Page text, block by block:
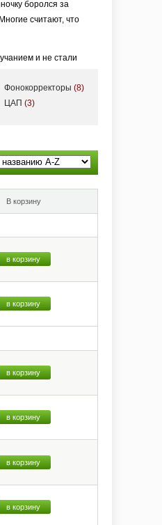
боролся за
считают, что
и не стали
Фонокорректоры (8)
ЦАП (3)
В корзину
в корзину
в корзину
в корзину
в корзину
в корзину
в корзину